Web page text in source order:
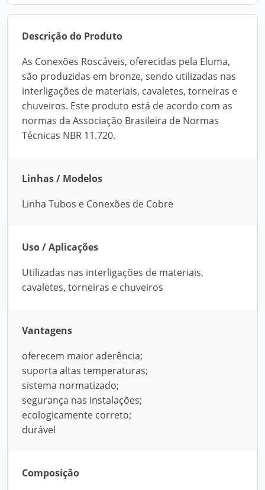
Descrição do Produto
As Conexões Roscáveis, oferecidas pela Eluma,
são produzidas em bronze, sendo utilizadas nas
interligações de materiais, cavaletes, torneiras e
chuveiros. Este produto está de acordo com as
normas da Associação Brasileira de Normas
Técnicas NBR 11.720.
Linhas / Modelos
Linha Tubos e Conexões de Cobre
Uso / Aplicações
Utilizadas nas interligações de materiais,
cavaletes, torneiras e chuveiros
Vantagens
oferecem maior aderência;
suporta altas temperaturas;
sistema normatizado;
segurança nas instalações;
ecologicamente correto;
durável
Composição